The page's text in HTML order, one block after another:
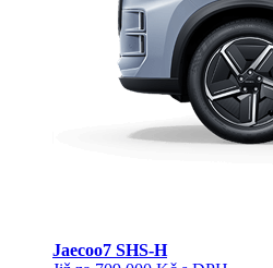
Jaecoo7 SHS-H